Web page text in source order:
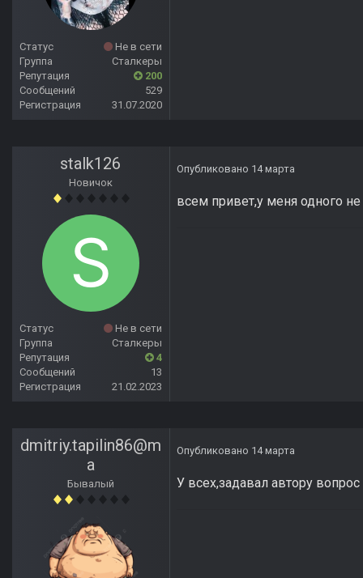
Статус
Не в сети
Группа
Сталкеры
Репутация
200
Сообщений
529
Регистрация
31.07.2020
stalk126
Новичок
Статус
Не в сети
Группа
Сталкеры
Репутация
4
Сообщений
13
Регистрация
21.02.2023
Опубликовано 14 марта
всем привет,у меня одного
dmitriy.tapilin86@m
a
Бывалый
Опубликовано 14 марта
У всех,задавал автору